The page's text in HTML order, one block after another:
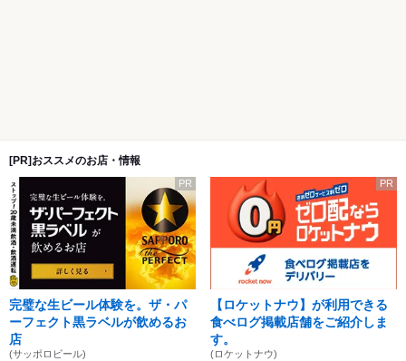
[PR]おススメのお店・情報
PR
完璧な生ビール体験を。ザ・パ
ーフェクト黒ラベルが飲めるお
店
(サッポロビール)
PR
【ロケットナウ】が利用できる
食べログ掲載店舗をご紹介しま
す。
(ロケットナウ)